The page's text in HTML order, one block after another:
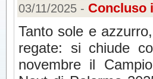
03/11/2025 - Concluso
Tanto sole e
regate: si chiude
novembre il